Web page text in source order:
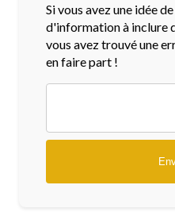
Si vous avez une idée
d'informationà inclure
vous avez trouvé une
en faire part !